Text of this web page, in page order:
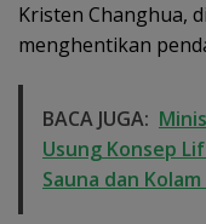
Kristen Changhua,
menghentikan
BACA JUGA:
Usung Konsep
Sauna dan